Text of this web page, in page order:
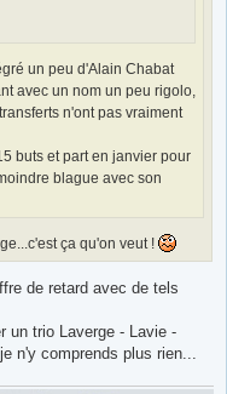
un peu d'Alain Chabat
avec un nom un peu rigolo,
n'ont pas vraiment
buts et part en janvier pour
blague avec son
ça qu'on veut !
de retard avec de tels
un trio Laverge - Lavie -
n'y comprends plus rien...